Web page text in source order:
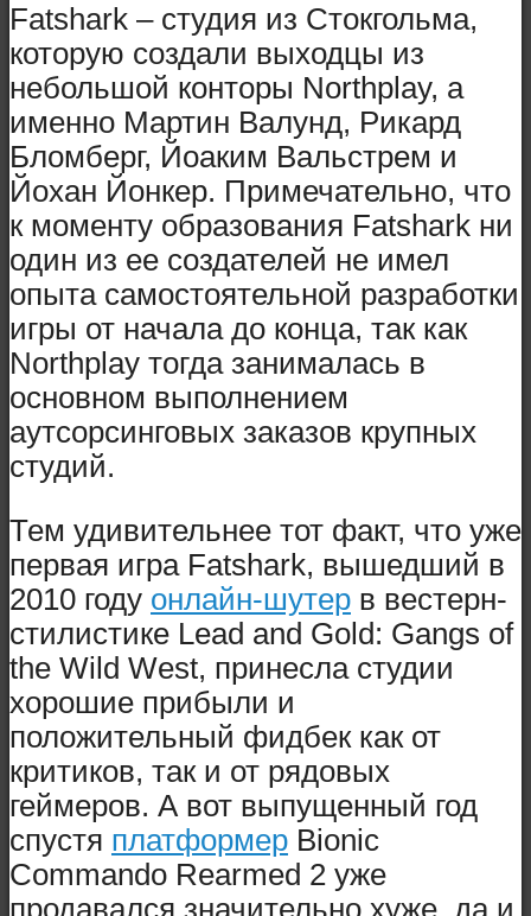
Fatshark – студия из Стокгольма,
которую создали выходцы из
небольшой конторы Northplay, а
именно Мартин Валунд, Рикард
Бломберг, Йоаким Вальстрем и
Йохан Йонкер. Примечательно, что
к моменту образования Fatshark ни
один из ее создателей не имел
опыта самостоятельной разработки
игры от начала до конца, так как
Northplay тогда занималась в
основном выполнением
аутсорсинговых заказов крупных
студий.
Тем удивительнее тот факт, что уже
первая игра Fatshark, вышедший в
2010 году онлайн-шутер в вестерн-
стилистике Lead and Gold: Gangs of
the Wild West, принесла студии
хорошие прибыли и
положительный фидбек как от
критиков, так и от рядовых
геймеров. А вот выпущенный год
спустя платформер Bionic
Commando Rearmed 2 уже
продавался значительно хуже, да и